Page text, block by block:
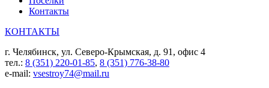
Контакты
КОНТАКТЫ
г. Челябинск, ул. Северо-Крымская, д. 91, офис 4
тел.: 8 (351) 220-01-85, 8 (351) 776-38-80
e-mail: vsestroy74@mail.ru